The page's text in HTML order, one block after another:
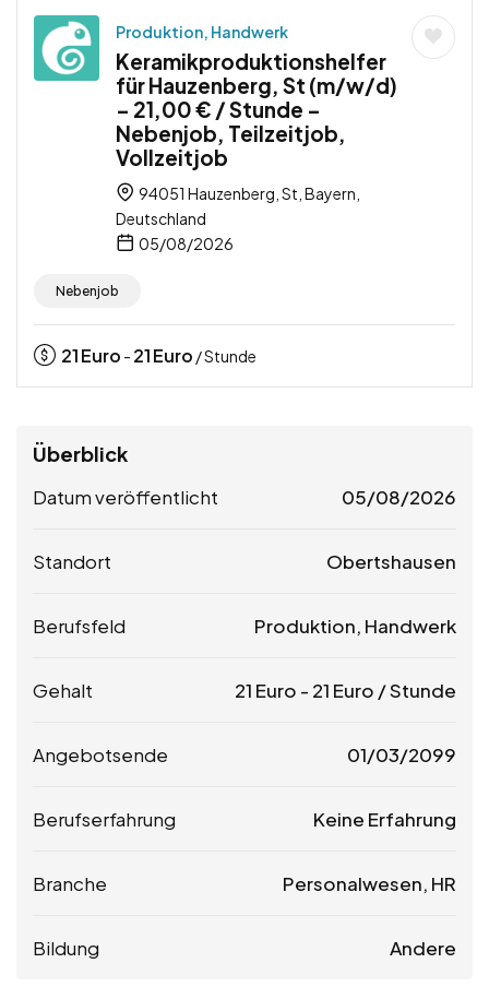
Produktion, Handwerk
Keramikproduktionshelfer
für Hauzenberg, St (m/w/d)
– 21,00 € / Stunde –
Nebenjob, Teilzeitjob,
Vollzeitjob
94051 Hauzenberg, St, Bayern,
Deutschland
05/08/2026
Nebenjob
21Euro - 21Euro / Stunde
Überblick
Datum veröffentlicht 05/08/2026
Standort Obertshausen
Berufsfeld Produktion, Handwerk
Gehalt 21 Euro - 21 Euro / Stunde
Angebotsende 01/03/2099
Berufserfahrung Keine Erfahrung
Branche Personalwesen, HR
Bildung Andere